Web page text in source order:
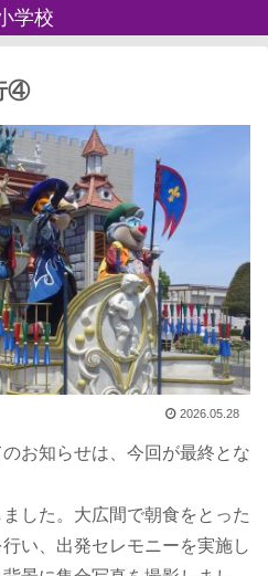
学校
④
2026.05.28
お知らせは、今回が最終とな
した。大広間で朝食をとった
い、出発セレモニーを実施し